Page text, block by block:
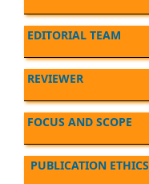
EDITORIAL TEAM
REVIEWER
FOCUS AND SCOPE
PUBLICATION ETHICS